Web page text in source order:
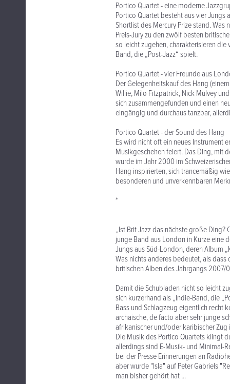
Portico Quartet - eine moderne
Portico Quartet besteht aus vier
Shortlist des Mercury Prize stand.
Preis-Jury zu den zwölf besten
so leicht zugehen, charakterisieren
Band, die „Post-Jazz“ spielt.
Portico Quartet - vier Freunde aus
Der Gelegenheitskauf des Hang
Willie, Milo Fitzpatrick, Nick Mulvey
sich zusammengefunden und einen
eingängig und durchaus tanzbar,
Portico Quartet - der Sound des Hang
Es wird nicht oft ein neues Instrument
Musikgeschehen feiert. Das Ding, mit
wurde im Jahr 2000 im
Hang inspirierten, sich trancemäßig
besonderen und unverkennbaren
*
„Ist Brit Jazz das nächste große
junge Band aus London in Kürze eine
Jungs aus Süd-London, deren Album
Was nichts anderes bedeutet, als
britischen Alben des Jahrgangs 2007/
Damit die Schubladen nicht so leicht
sich kurzerhand als „Indie-Band, die
Bass und Schlagzeug eigentlich recht
archaische, de facto aber sehr junge
afrikanischer und/oder karibischer Zug
Die Musik des Portico Quartets klingt
allerdings sind E-Musik- und Minimal-
bei der Presse Erinnerungen an
aber wurde "Isla" auf Peter Gabriels
man bisher gehört hat ...